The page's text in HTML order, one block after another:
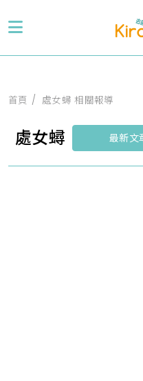
首頁 處女蟳 相關報導
處女蟳 最新文